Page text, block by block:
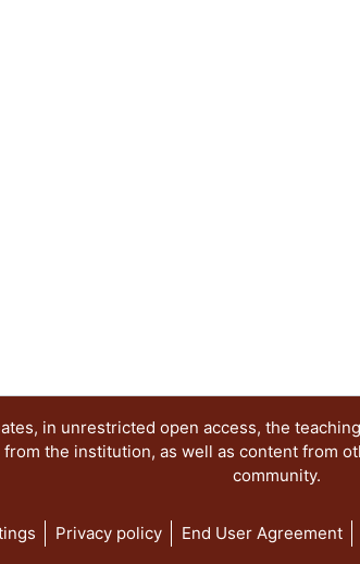
in unrestricted open access, the
the institution, as well as content from
community.
Privacy policy End User Agreement